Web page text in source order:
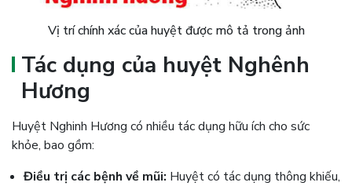
Vị trí chính xác của huyệt được mô tả trong ảnh
Tác dụng của huyệt Nghênh
Hương
Huyệt Nghinh Hương có nhiều tác dụng hữu ích cho sức
khỏe, bao gồm:
Điều trị các bệnh về mũi: Huyệt có tác dụng thông khiếu,